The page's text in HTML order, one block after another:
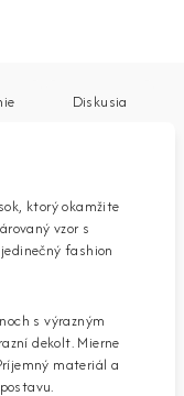
Diskusia
ktorý okamžite
vzor s
fashion
s výrazným
dekolt. Mierne
materiál a